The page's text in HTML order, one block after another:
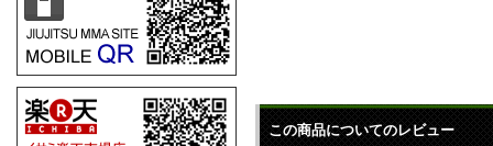
この商品についてのレビュー